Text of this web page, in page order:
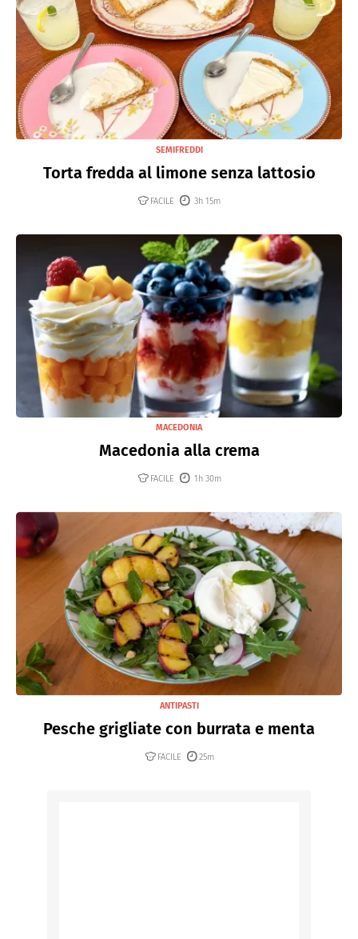
SEMIFREDDI
Torta fredda al limone senza lattosio
FACILE 3h 15m
MACEDONIA
Macedonia alla crema
FACILE 1h 30m
ANTIPASTI
Pesche grigliate con burrata e menta
FACILE 25m